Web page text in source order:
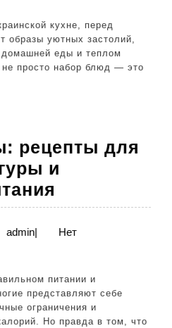
и
образы уютных застолий,
еды и теплом
просто набор блюд — это
рецепты для
и
обеды:
рецепты
стройной
фигуры
и
adminadmin
|
Нет
представляют себе
ограничения и
Но правда в том, что